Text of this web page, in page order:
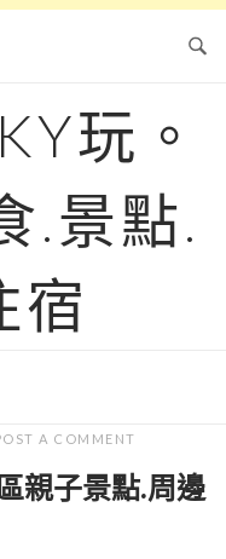
玩。
.景點.
宿
A COMMENT
親子景點.周邊